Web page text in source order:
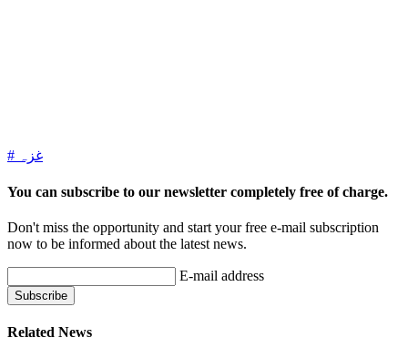
# غزہ
You can subscribe to our newsletter completely free of charge.
Don't miss the opportunity and start your free e-mail subscription
now to be informed about the latest news.
E-mail address
Related News